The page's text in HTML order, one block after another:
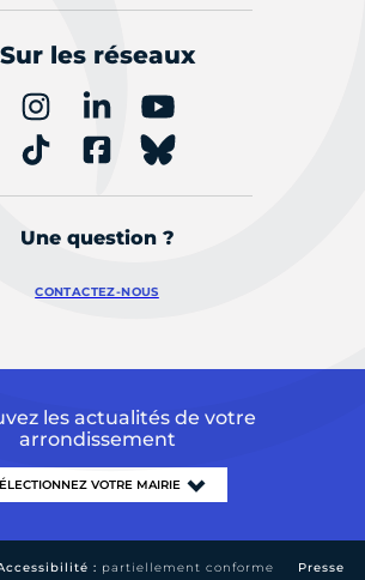
Sur les réseaux
Une question ?
CONTACTEZ-NOUS
les actualités de votre
arrondissement
: partiellement conforme Presse